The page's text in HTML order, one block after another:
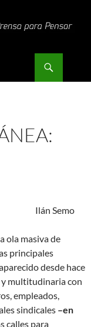
Semo
ola masiva de
principales
desde hace
y multitudinaria con
empleados,
sindicales –en
calles para